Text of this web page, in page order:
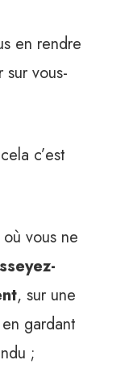
en rendre
sur vous-
c’est
vous ne
, sur une
gardant
;